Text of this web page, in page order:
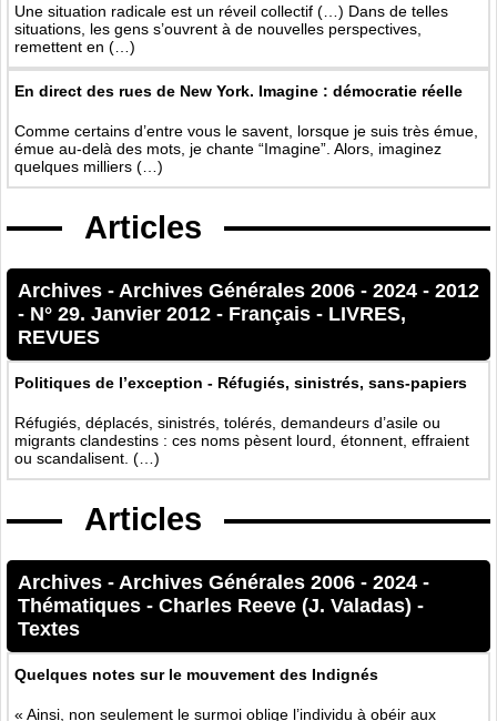
Une situation radicale est un réveil collectif (…) Dans de telles
situations, les gens s’ouvrent à de nouvelles perspectives,
remettent en (…)
En direct des rues de New York. Imagine : démocratie réelle
Comme certains d’entre vous le savent, lorsque je suis très émue,
émue au-delà des mots, je chante “Imagine”. Alors, imaginez
quelques milliers (…)
Articles
Archives - Archives Générales 2006 - 2024 - 2012
- N° 29. Janvier 2012 - Français - LIVRES,
REVUES
Politiques de l’exception - Réfugiés, sinistrés, sans-papiers
Réfugiés, déplacés, sinistrés, tolérés, demandeurs d’asile ou
migrants clandestins : ces noms pèsent lourd, étonnent, effraient
ou scandalisent. (…)
Articles
Archives - Archives Générales 2006 - 2024 -
Thématiques - Charles Reeve (J. Valadas) -
Textes
Quelques notes sur le mouvement des Indignés
« Ainsi, non seulement le surmoi oblige l’individu à obéir aux